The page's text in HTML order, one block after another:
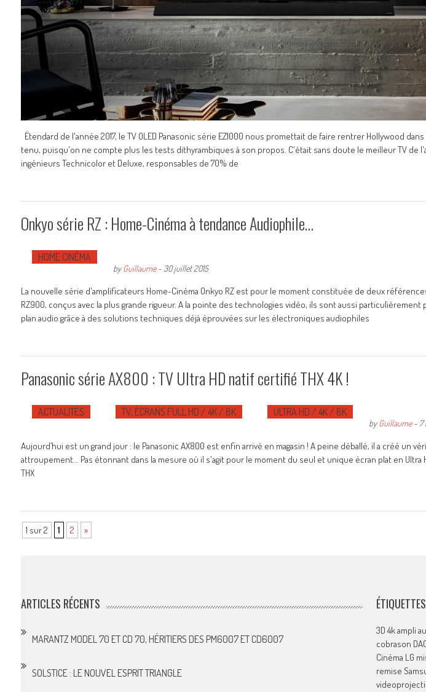
Étendard de l'année 2017, le TV OLED Panasonic série EZ1000 nous promettait de faire rentrer Hollywood
tenu, puisqu'on ne compte plus les tests dithyrambiques à son propos. C'était sans doute le meilleur TV de
ingénieurs Technicolor et Deluxe, responsables de 70% de
Onkyo série RZ : Home-Cinéma à tendance Audiophile…
HOME CINÉMA
byGuillaume- 30 juillet 2015
La nouvelle série d'amplificateurs Home-Cinéma Onkyo RZ est pour le moment constituée de deux
RZ900, conçus avec la plus grande rigueur. A la pointe des technologies vidéo, ils sont aussi
plan audio grâce à des solutions techniques déjà éprouvées sur les électroniques audiophiles
Panasonic série AX800 : TV Ultra HD natif certifié THX 4K !
ACTUALITÉS TV, ÉCRANS FULL HD / 4K / 8K ULTRA HD / 4K / 8K
byGuillaume- 7
Aujourd’hui est un grand jour : le Panasonic AX800 est enfin arrivé en magasin ! A peine déballé, il a créé un
attroupement... Pas étonnant dans la mesure où il s'agit pour le moment du seul et unique écran plat en Ultra
THX
1 sur 2 1 2 »
ARTICLES RÉCENTS
MARANTZ MODEL 70 ET CD 70, HÉRITIERS DES PM6007 ET CD6007
SOLSTICE : LE NOUVEL ESPRIT TRIANGLE
ÉTIQUETTES
3D 4kampli
cobrason
Cinéma LG
remise